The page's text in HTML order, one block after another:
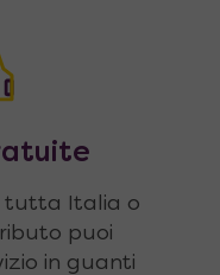
tutta Italia o
puoi
in guanti